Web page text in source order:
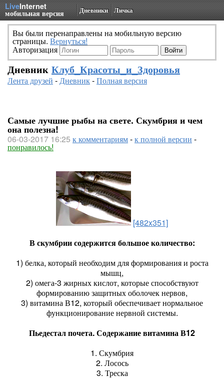
LiveInternet
мобильная версия Дневники Личка
Вы были перенаправлены на мобильную версию
страницы. Вернуться!
Авторизация
Дневник Клуб_Красоты_и_Здоровья
Лента друзей -Дневник-Полная версия
Самые лучшие рыбы на свете. Скумбрия и чем
она полезна!
06-03-2017 16:25 к комментариям-к полной версии -
понравилось!
[482x351]
В скумбрии содержится большое количество:
1) белка, который необходим для формирования и роста
мышц,
2) омега-3 жирных кислот, которые способствуют
формированию защитных оболочек нервов,
3) витамина В12, который обеспечивает нормальное
функционирование нервной системы.
Пьедестал почета. Содержание витамина В12
1. Скумбрия
2. Лосось
3. Треска